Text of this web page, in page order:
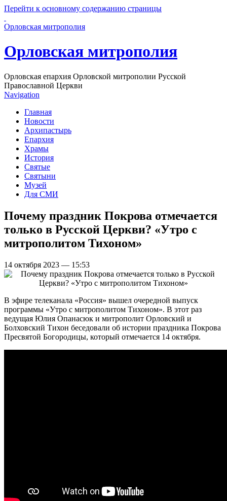
Перейти к основному содержанию страницы
Орловская митрополия
Орловская митрополия
Орловская епархия Орловской митрополии Русской
Православной Церкви
Navigation
Главная
Новости
Архипастырь
Епархия
Храмы
История
Святые
Святыни
Музей
Для СМИ
Почему праздник Покрова отмечается
только в Русской Церкви? «Утро с
митрополитом Тихоном»
14 октября 2023 — 15:53
В эфире телеканала «Россия» вышел очередной выпуск
программы «Утро с митрополитом Тихоном». В этот раз
ведущая Юлия Опанасюк и митрополит Орловский и
Болховский Тихон беседовали об истории праздника Покрова
Пресвятой Богородицы, который отмечается 14 октября.